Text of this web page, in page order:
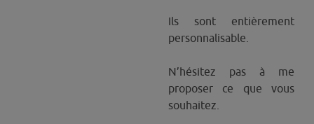
Ils sont entièrement
personnalisable.
N’hésitez pas à me
proposer ce que vous
souhaitez.